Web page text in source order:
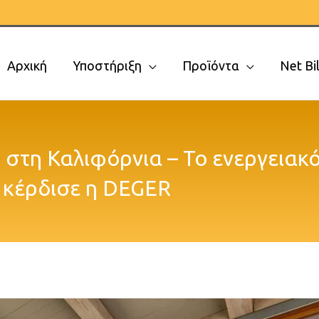
Αρχική Υποστήριξη Προϊόντα Net
Καλιφόρνια – Το
κέρδισε η DEGER